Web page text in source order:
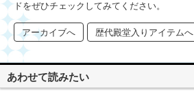
ドをぜひチェックしてみてください。
アーカイブへ 歴代殿堂入りアイテムへ
あわせて読みたい